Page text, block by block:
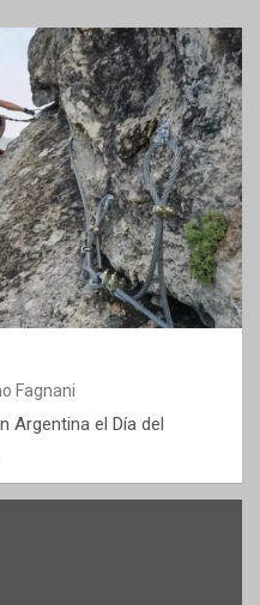
Fagnani
Argentina el Día del